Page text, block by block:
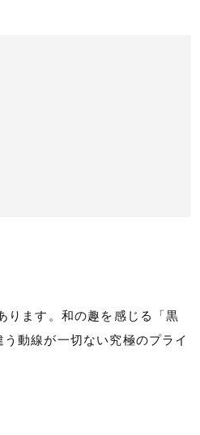
ります。和の趣を感じる「黒
動線が一切ない究極のプライ